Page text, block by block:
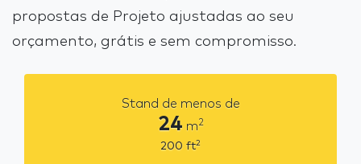
propostas de Projeto ajustadas ao seu
orçamento, grátis e sem compromisso.
Stand de menos de
24 m2
200 ft2